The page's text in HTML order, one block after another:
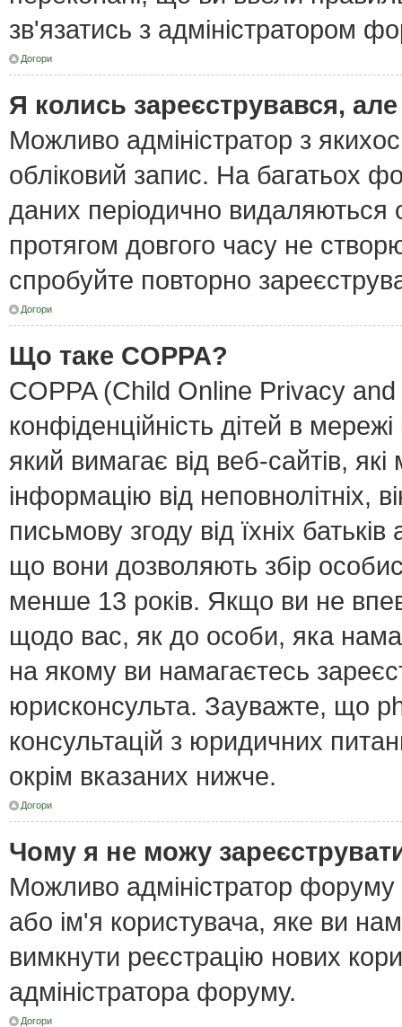
зв'язатись з адміністратором
Догори
Я колись зареєструвався,
Можливо адміністратор з
обліковий запис. На багатьох
даних періодично видаляються
протягом довгого часу не
спробуйте повторно
Догори
Що таке COPPA?
COPPA (Child Online Privacy
конфіденційність дітей в
який вимагає від веб-сайтів,
інформацію від неповнолітніх,
письмову згоду від їхніх
що вони дозволяють збір
менше 13 років. Якщо ви не
щодо вас, як до особи, яка
на якому ви намагаєтесь
юрисконсульта. Зауважте, що
консультацій з юридичних
окрім вказаних нижче.
Догори
Чому я не можу
Можливо адміністратор
або ім'я користувача, яке ви
вимкнути реєстрацію нових
адміністратора форуму.
Догори